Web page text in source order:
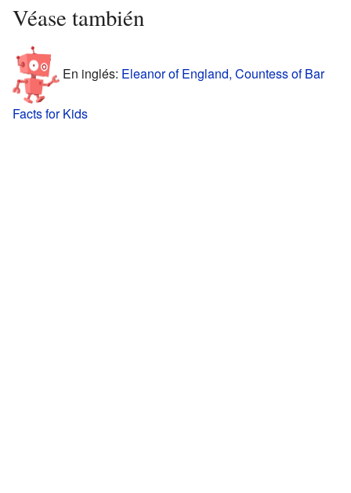
Véase también
En inglés: Eleanor of England, Countess of Bar
Facts for Kids